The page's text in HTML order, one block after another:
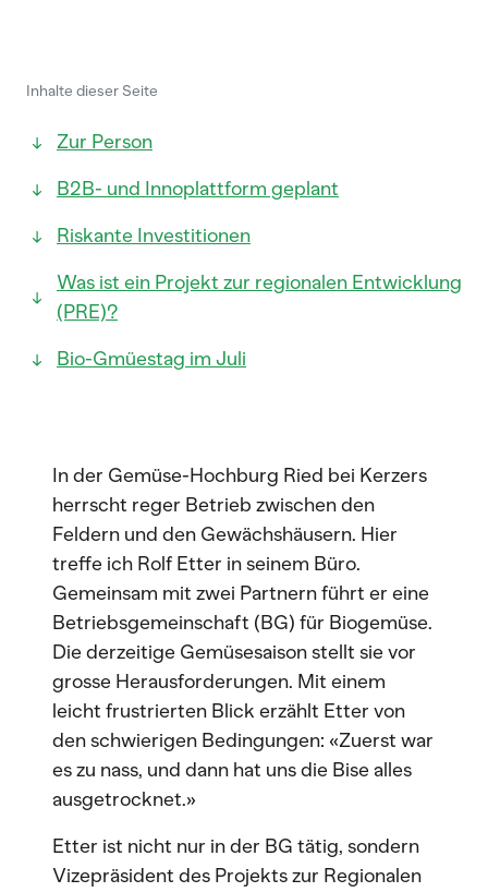
Inhalte dieser Seite
Zur Person
B2B- und Innoplattform geplant
Riskante Investitionen
Was ist ein Projekt zur regionalen Entwicklung
(PRE)?
Bio-Gmüestag im Juli
In der Gemüse-Hochburg Ried bei Kerzers
herrscht reger Betrieb zwischen den
Feldern und den Gewächshäusern. Hier
treffe ich Rolf Etter in seinem Büro.
Gemeinsam mit zwei Partnern führt er eine
Betriebsgemeinschaft (BG) für Biogemüse.
Die derzeitige Gemüsesaison stellt sie vor
grosse Herausforderungen. Mit einem
leicht frustrierten Blick erzählt Etter von
den schwierigen Bedingungen: «Zuerst war
es zu nass, und dann hat uns die Bise alles
ausgetrocknet.»
Etter ist nicht nur in der BG tätig, sondern
Vizepräsident des Projekts zur Regionalen